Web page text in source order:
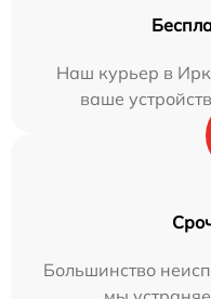
Наш курьер в
ваше
Большинство